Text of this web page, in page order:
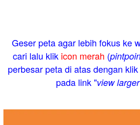
Geser peta agar lebih fokus ke
cari lalu klik icon merah (
perbesar peta di atas dengan klik
pada link "view